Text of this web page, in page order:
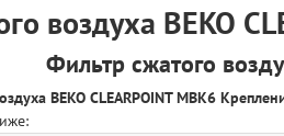
воздуха BEKO
Фильтр сжатого
BEKO CLEARPOINT MBK6